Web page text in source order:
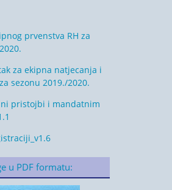
prvenstva RH za
za ekipna natjecanja i
sezonu 2019./2020.
pristojbi i mandatnim
u PDF formatu: